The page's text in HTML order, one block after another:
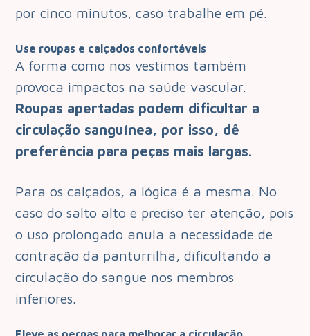
por cinco minutos, caso trabalhe em pé.
Use roupas e calçados confortáveis
A forma como nos vestimos também
provoca impactos na saúde vascular.
Roupas apertadas podem dificultar a
circulação sanguínea, por isso, dê
preferência para peças mais largas.
Para os calçados, a lógica é a mesma. No
caso do salto alto é preciso ter atenção, pois
o uso prolongado anula a necessidade de
contração da panturrilha, dificultando a
circulação do sangue nos membros
inferiores.